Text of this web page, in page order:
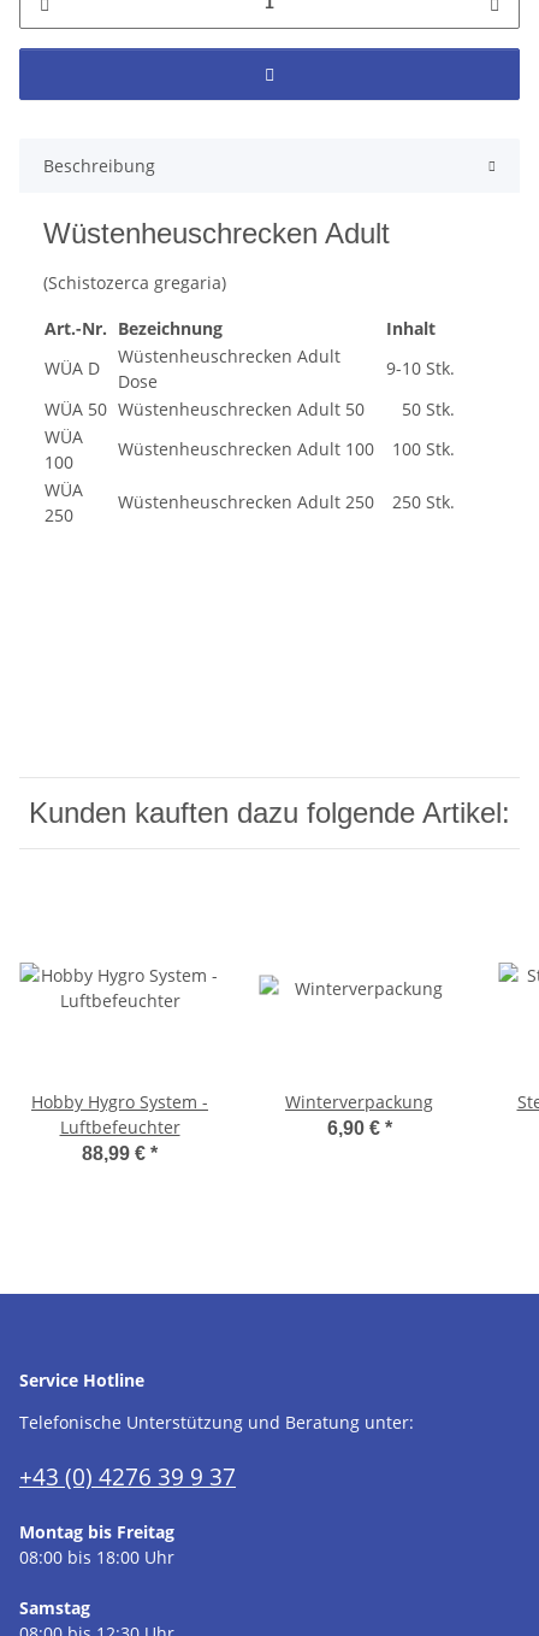
Beschreibung
Wüstenheuschrecken Adult
(Schistozerca gregaria)
Art.-Nr. Bezeichnung
Inhalt
WÜA D
Wüstenheuschrecken Adult
Dose
9-10 Stk.
WÜA 50 Wüstenheuschrecken Adult 50
50 Stk.
WÜA
100
Wüstenheuschrecken Adult 100
100 Stk.
WÜA
250
Wüstenheuschrecken Adult 250 250 Stk.
Kunden kauften dazu folgende Artikel:
Hobby Hygro System -
Luftbefeuchter
88,99 € *
Winterverpackung
6,90 € *
Service Hotline
Telefonische Unterstützung und Beratung unter:
+43 (0) 4276 39 9 37
Montag bis Freitag
08:00 bis 18:00 Uhr
Samstag